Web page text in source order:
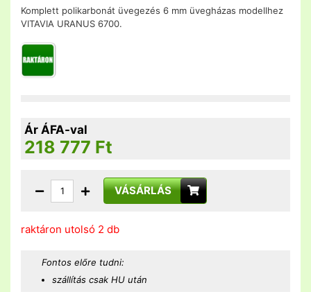
Komplett polikarbonát üvegezés 6 mm üvegházas modellhez
VITAVIA URANUS 6700.
Ár ÁFA-val
218 777 Ft
VÁSÁRLÁS
raktáron utolsó 2 db
Fontos előre tudni:
szállítás csak HU után